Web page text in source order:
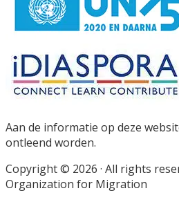
Footer
Aan de informatie op deze
ontleend worden.
Copyright © 2026 · All rights
Organization for Migration